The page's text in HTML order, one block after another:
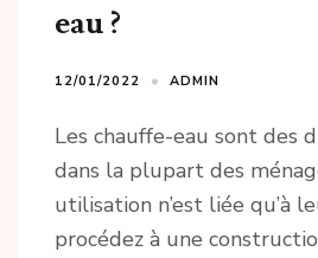
eau ?
12/01/2022 ADMIN
Les chauffe-eau sont des
dans la plupart des
utilisation n’est liée qu’à
procédez à une